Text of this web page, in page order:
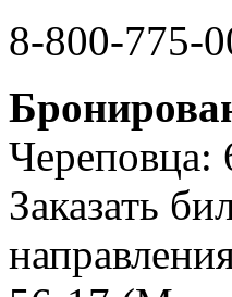
8-800-775-
Череповца:
Заказать